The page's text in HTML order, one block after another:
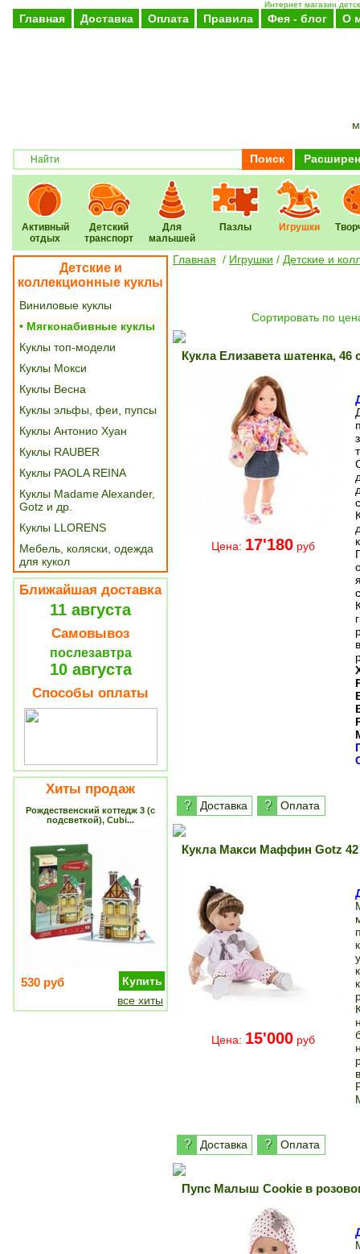
Интернет магазин
Главная Доставка Оплата Правила Фея - блог О
Поиск
Активный
отдых
Детский
транспорт
Для
малышей
Пазлы Игрушки
Детские и
коллекционные куклы
Виниловые куклы
• Мягконабивные куклы
Куклы топ-модели
Куклы Мокси
Куклы Весна
Куклы эльфы, феи, пупсы
Куклы Антонио Хуан
Куклы RAUBER
Куклы PAOLA REINA
Куклы Madame Alexander,
Gotz и др.
Куклы LLORENS
Мебель, коляски, одежда
для кукол
Ближайшая доставка
11 августа
Самовывоз
послезавтра
10 августа
Способы оплаты
Хиты продаж
Рождественский коттедж 3 (с
подсветкой), Cubi...
530 руб
Купить
все хиты
Главная / Игрушки / Детские и
Cортировать по
Кукла Елизавета шатенка, 46
Цена: 17'180руб
? Доставка ? Оплата
Кукла Макси Маффин Gotz
Цена: 15'000руб
? Доставка ? Оплата
Пупс Малыш Cookie в